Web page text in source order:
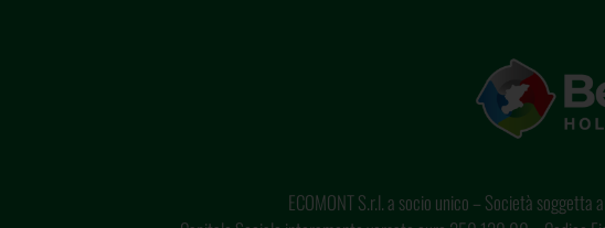
ECOMONT S.r.l. a socio unico – Società